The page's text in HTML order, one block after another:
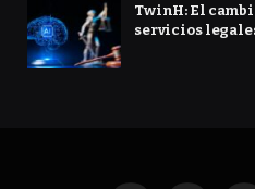
TwinH: El
servicios